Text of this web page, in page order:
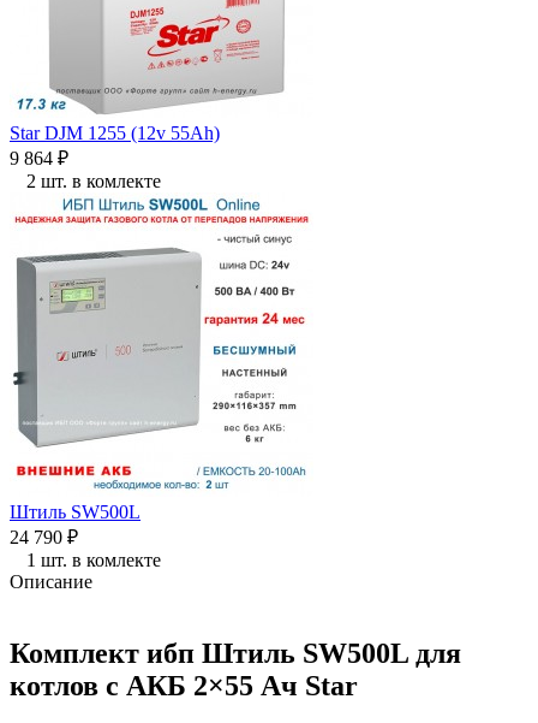
Star DJM 1255 (12v 55Ah)
9 864 ₽
2 шт. в комлекте
Штиль SW500L
24 790 ₽
1 шт. в комлекте
Описание
Комплект ибп Штиль SW500L для
котлов с АКБ 2×55 Ач Star